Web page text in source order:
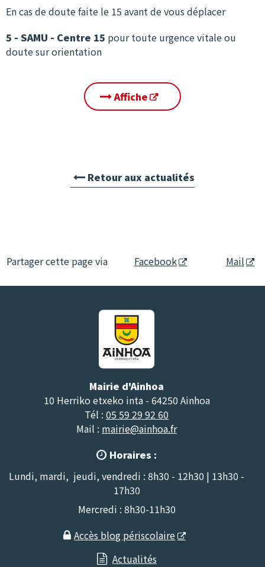
En cas de doute faite le 15 avant de vous déplacer
5 - SAMU - Centre 15 pour toute urgence vitale ou
doute sur orientation
Affiche
Retour aux actualités
Partager cette page via Facebook Mail
Mairie d'Ainhoa
10 Herriko etxeko inta - 64250 Ainhoa
Tél : 05 59 29 92 60
Mail : mairie@ainhoa.fr
 Horaires :
Lundi, mardi, jeudi, vendredi : 8h30 - 12h30 | 13h30 -
17h30
Mercredi : 8h30-11h30
 Accès blog périscolaire
 Actualités